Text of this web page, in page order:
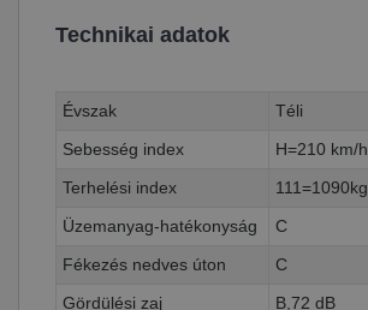
Technikai adatok
Évszak
Téli
Sebesség index
H=210 km/h
Terhelési index
111=1090kg
Üzemanyag-hatékonyság
C
Fékezés nedves úton
C
Gördülési zaj
B,72 dB